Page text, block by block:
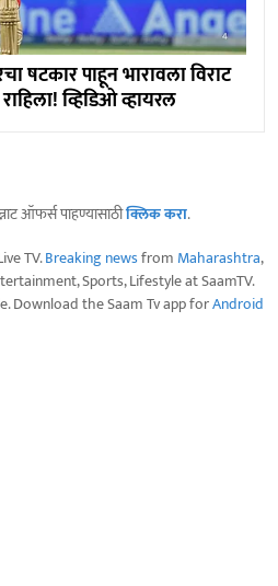
षटकार पाहून भारावला विराट
व्हिडिओ व्हायरल
ऑफर्स पाहण्यासाठीक्लिक करा.
TV.Breaking newsfrom Maharashtra,
Sports, Lifestyle at SaamTV.
Download the Saam Tv app forAndroid